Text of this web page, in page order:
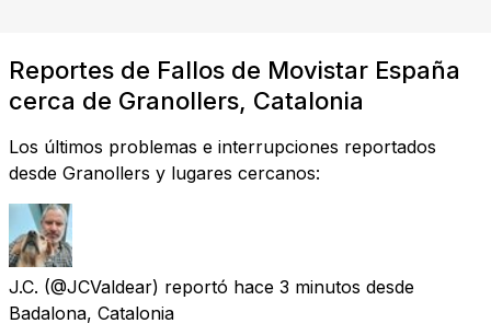
Reportes de Fallos de Movistar España
cerca de Granollers, Catalonia
Los últimos problemas e interrupciones reportados
desde Granollers y lugares cercanos:
J.C. (@JCValdear) reportó hace 3 minutos desde
Badalona, Catalonia